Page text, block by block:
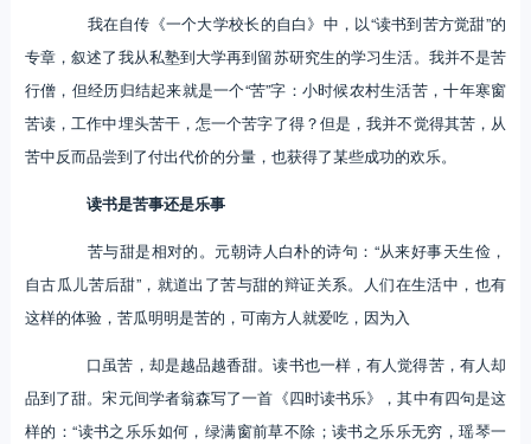
我在自传《一个大学校长的自白》中，以“读书到苦方觉甜”的
专章，叙述了我从私塾到大学再到留苏研究生的学习生活。我并不是苦
行僧，但经历归结起来就是一个“苦”字：小时候农村生活苦，十年寒窗
苦读，工作中埋头苦干，怎一个苦字了得？但是，我并不觉得其苦，从
苦中反而品尝到了付出代价的分量，也获得了某些成功的欢乐。
读书是苦事还是乐事
苦与甜是相对的。元朝诗人白朴的诗句：“从来好事天生俭，
自古瓜儿苦后甜”，就道出了苦与甜的辩证关系。人们在生活中，也有
这样的体验，苦瓜明明是苦的，可南方人就爱吃，因为入
口虽苦，却是越品越香甜。读书也一样，有人觉得苦，有人却
品到了甜。宋元间学者翁森写了一首《四时读书乐》，其中有四句是这
样的：“读书之乐乐如何，绿满窗前草不除；读书之乐乐无穷，瑶琴一